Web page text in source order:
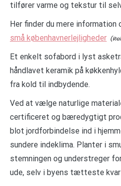
tilfører varme og tekstur til
Her finder du mere information
små københavnerlejligheder
Et enkelt sofabord i lyst
håndlavet keramik på
fra kold til indbydende.
Ved at vælge naturlige
certificeret og bæredygtigt
blot jordforbindelse ind i
sundere indeklima. Planter i
stemningen og understreger
ude, selv i byens tætteste